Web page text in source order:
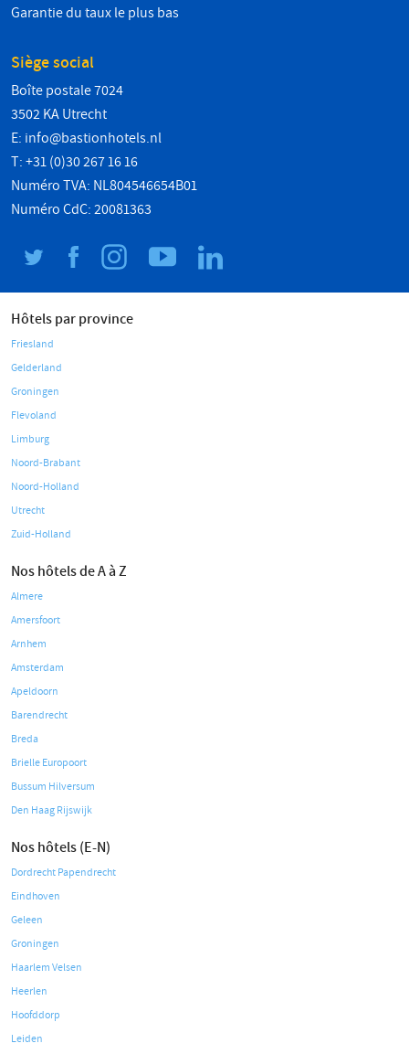
Garantie du taux le plus bas
Siège social
Boîte postale 7024
3502 KA Utrecht
E: info@bastionhotels.nl
T: +31 (0)30 267 16 16
Numéro TVA: NL804546654B01
Numéro CdC: 20081363
Hôtels par province
Friesland
Gelderland
Groningen
Flevoland
Limburg
Noord-Brabant
Noord-Holland
Utrecht
Zuid-Holland
Nos hôtels de A à Z
Almere
Amersfoort
Arnhem
Amsterdam
Apeldoorn
Barendrecht
Breda
Brielle Europoort
Bussum Hilversum
Den Haag Rijswijk
Nos hôtels (E-N)
Dordrecht Papendrecht
Eindhoven
Geleen
Groningen
Haarlem Velsen
Heerlen
Hoofddorp
Leiden